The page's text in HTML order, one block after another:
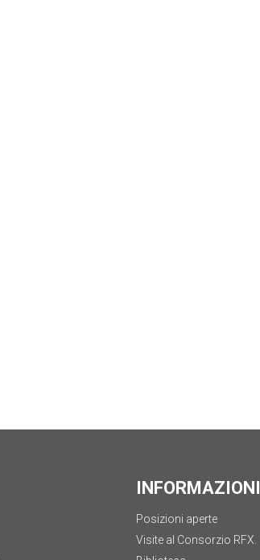
INFORMAZIONI
Posizioni aperte
Visite al Consorzio RFX.